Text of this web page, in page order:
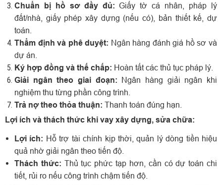
Chuẩn bị hồ sơ đầy đủ: Giấy tờ cá nhân, pháp lý
đất/nhà, giấy phép xây dựng (nếu có), bản thiết kế, dự
toán.
Thẩm định và phê duyệt: Ngân hàng đánh giá hồ sơ và
dự án.
Ký hợp đồng và thế chấp: Hoàn tất các thủ tục pháp lý.
Giải ngân theo giai đoạn: Ngân hàng giải ngân khi
nghiệm thu từng phần công trình.
Trả nợ theo thỏa thuận: Thanh toán đúng hạn.
Lợi ích và thách thức khi vay xây dựng, sửa chữa:
Lợi ích: Hỗ trợ tài chính kịp thời, quản lý dòng tiền hiệu
quả nhờ giải ngân theo tiến độ.
Thách thức: Thủ tục phức tạp hơn, cần có dự toán chi
tiết, rủi ro nếu công trình chậm tiến độ.